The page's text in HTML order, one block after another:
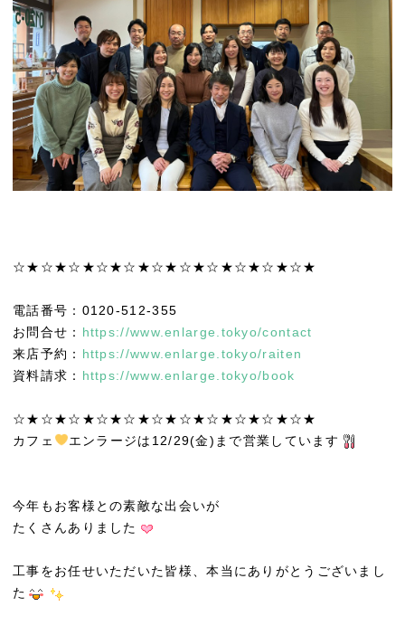
☆★☆★☆★☆★☆★☆★☆★☆★☆★☆★☆★
電話番号：0120-512-355
お問合せ： https://www.enlarge.tokyo/contact
来店予約： https://www.enlarge.tokyo/raiten
資料請求： https://www.enlarge.tokyo/book
☆★☆★☆★☆★☆★☆★☆★☆★☆★☆★☆★
カフェ
エンラージは12/29(金)まで営業しています
今年もお客様との素敵な出会いが
たくさんありました
工事をお任せいただいた皆様、本当にありがとうございまし
た